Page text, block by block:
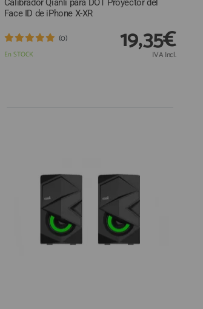
Calibrador Qianli para DOT Proyector del
Face ID de iPhone X-XR
En STOCK
(0) 19,35€
IVA Incl.